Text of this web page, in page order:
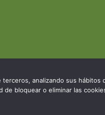
analizando sus
de bloquear o eliminar las